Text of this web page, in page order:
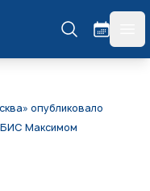
опубликовало
Максимом